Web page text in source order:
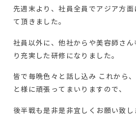
先週末より、社員全員でアジア方
て頂きました。
社員以外に、他社からや美容師さ
り充実した研修になりました。
皆で毎晩色々と話し込み これから
と様に頑張ってまいりますので、
後半戦も是非是非宜しくお願い致し